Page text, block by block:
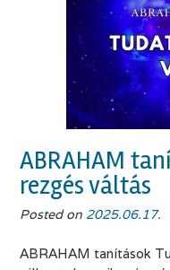
ABRAHAM
rezgés váltás
Posted on 2025.06.17.
ABRAHAM tanítások